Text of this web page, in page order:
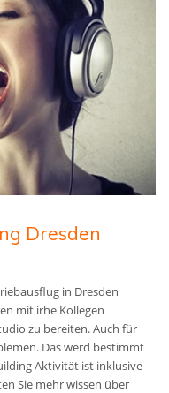
Dresden
in Dresden
mit irhe Kollegen
zu bereiten. Auch für
Das werd bestimmt
Aktivität ist inklusive
Sie mehr wissen über